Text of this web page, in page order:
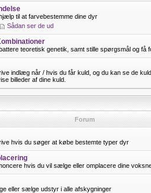
til at farvebestemme dine dyr
Sådan ser de ud
teoretisk genetik, samt stille spørgsmål og få
indlæg når / hvis du får kuld, og du kan se de
billeder af dine kuld.
Forum
hvis du søger at købe bestemte typer dyr
hvis du vil sælge eller omplacere dine
eller sælge udstyr i alle afskygninger